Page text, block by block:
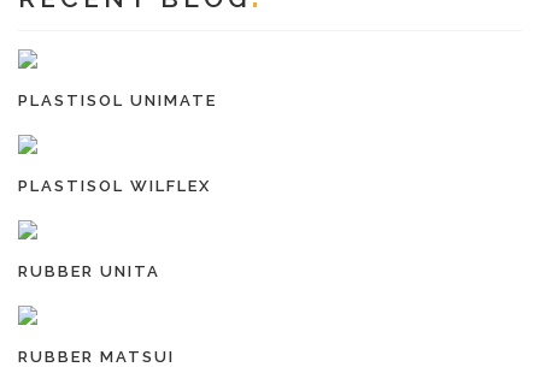
PLASTISOL UNIMATE
PLASTISOL WILFLEX
RUBBER UNITA
RUBBER MATSUI